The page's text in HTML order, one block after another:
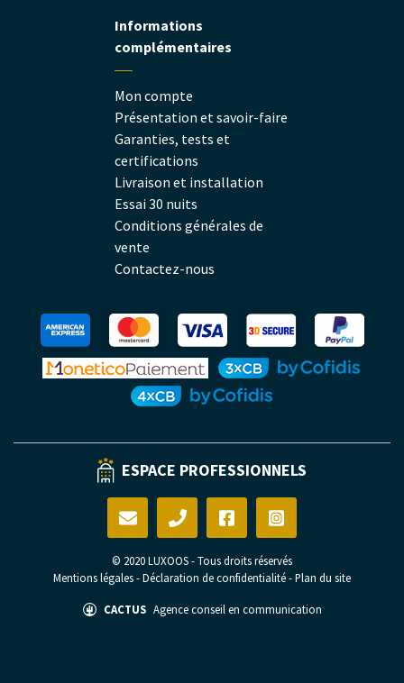
Informations
complémentaires
Mon compte
Présentation et savoir-faire
Garanties, tests et
certifications
Livraison et installation
Essai 30 nuits
Conditions générales de
vente
Contactez-nous
ESPACE PROFESSIONNELS
© 2020 LUXOOS - Tous droits réservés
Mentions légales-Déclaration de confidentialité-Plan du site
CACTUS Agence conseil en communication